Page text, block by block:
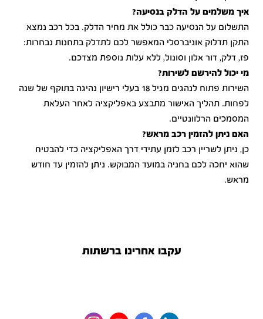
איך משלמים על הדלק בנסיעה?
התשלום על הנסיעה כבר כולל את מחיר הדלק. בכל רכב נמצא
התקן תדלוק אוניברסלי המאפשר לכם לתדלק בתחנות נבחרות:
פז, דלק, דור אלון וסונול, ללא עלות נוספת מצדכם.
מי יכול להירשם לשירות?
השירות פתוח לנהגים מגיל 18 בעלי רישיון נהיגה בתוקף של שנה
לפחות. תהליך האישור מתבצע באפליקציה לאחר העלאת
המסמכים הרלוונטיים.
האם ניתן להזמין רכב מראש?
כן, ניתן לשריין רכב לזמן עתידי דרך האפליקציה כדי להבטיח
שהוא יחכה לכם בחניה במועד המבוקש. ניתן להזמין עד חודש
מראש.
עקבו אחרינו ברשתות